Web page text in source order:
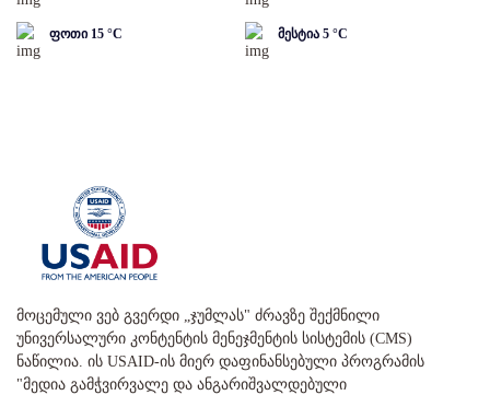
ფოთი 15 °C მესტია 5 °C
მოცემული ვებ გვერდი „ჯუმლას" ძრავზე შექმნილი
უნივერსალური კონტენტის მენეჯმენტის სისტემის (CMS)
ნაწილია. ის USAID-ის მიერ დაფინანსებული პროგრამის
"მედია გამჭვირვალე და ანგარიშვალდებული